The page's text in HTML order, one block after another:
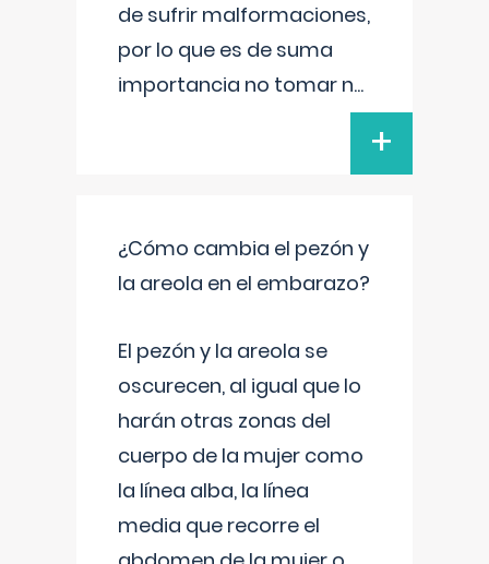
de sufrir malformaciones,
por lo que es de suma
importancia no tomar n...
+
¿Cómo cambia el pezón y
la areola en el embarazo?
El pezón y la areola se
oscurecen, al igual que lo
harán otras zonas del
cuerpo de la mujer como
la línea alba, la línea
media que recorre el